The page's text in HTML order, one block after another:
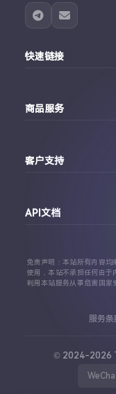
快速链接
订单查询
商品服务
Facebook账号购买
TikTok账号购买
客户支持
API文档
API 接口文档
代理对接文档
免责声明：本站所有内容均
使用，本站不承担任何由于
利用本站服务从事危害国家
服务条
© 2024-2026